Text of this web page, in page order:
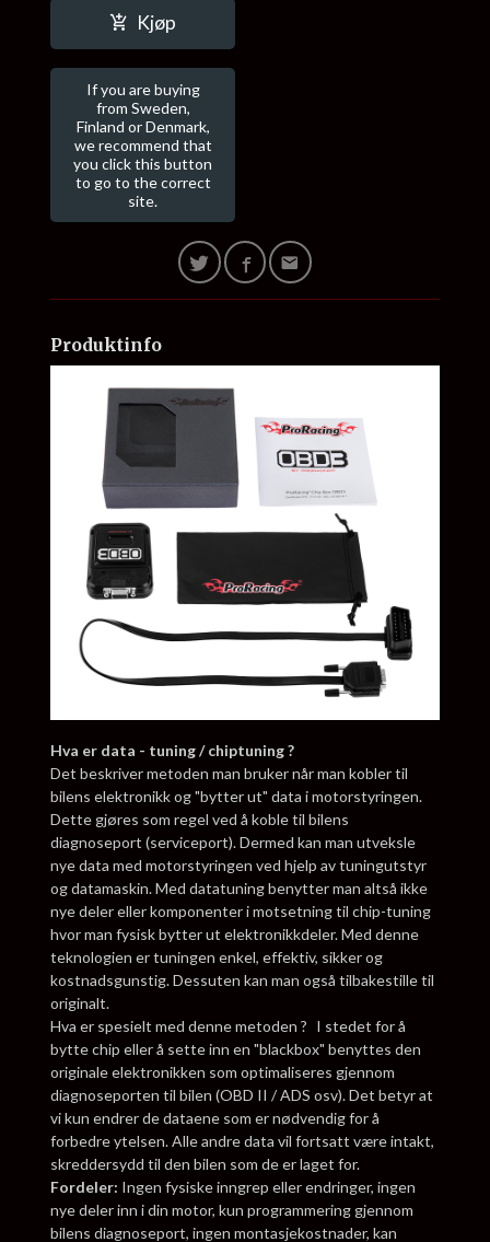
Kjøp
If you are buying
from Sweden,
Finland or Denmark,
we recommend that
you click this button
to go to the correct
site.
Produktinfo
Hva er data - tuning / chiptuning ?
Det beskriver metoden man bruker når man kobler til
bilens elektronikk og "bytter ut" data i motorstyringen.
Dette gjøres som regel ved å koble til bilens
diagnoseport (serviceport). Dermed kan man utveksle
nye data med motorstyringen ved hjelp av tuningutstyr
og datamaskin. Med datatuning benytter man altså ikke
nye deler eller komponenter i motsetning til chip-tuning
hvor man fysisk bytter ut elektronikkdeler. Med denne
teknologien er tuningen enkel, effektiv, sikker og
kostnadsgunstig. Dessuten kan man også tilbakestille til
originalt.
Hva er spesielt med denne metoden ? I stedet for å
bytte chip eller å sette inn en "blackbox" benyttes den
originale elektronikken som optimaliseres gjennom
diagnoseporten til bilen (OBD II / ADS osv). Det betyr at
vi kun endrer de dataene som er nødvendig for å
forbedre ytelsen. Alle andre data vil fortsatt være intakt,
skreddersydd til den bilen som de er laget for.
Fordeler: Ingen fysiske inngrep eller endringer, ingen
nye deler inn i din motor, kun programmering gjennom
bilens diagnoseport, ingen montasjekostnader, kan